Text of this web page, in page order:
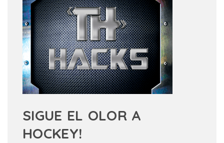
SIGUE EL OLOR A
HOCKEY!